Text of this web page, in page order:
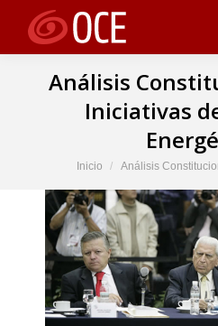
Análisis
Iniciativas
Estás aquí:
Inicio Análisis